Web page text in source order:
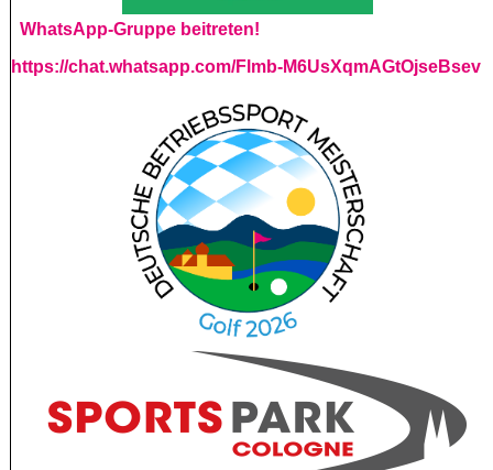
WhatsApp-Gruppe beitreten!
https://chat.whatsapp.com/Flmb-M6UsXqmAGtOjseBsev